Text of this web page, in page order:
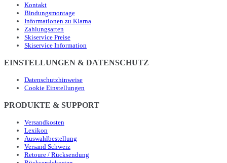
Kontakt
Bindungsmontage
Informationen zu Klarna
Zahlungsarten
Skiservice Preise
Skiservice Information
EINSTELLUNGEN & DATENSCHUTZ
Datenschutzhinweise
Cookie Einstellungen
PRODUKTE & SUPPORT
Versandkosten
Lexikon
Auswahlbestellung
Versand Schweiz
Retoure / Rücksendung